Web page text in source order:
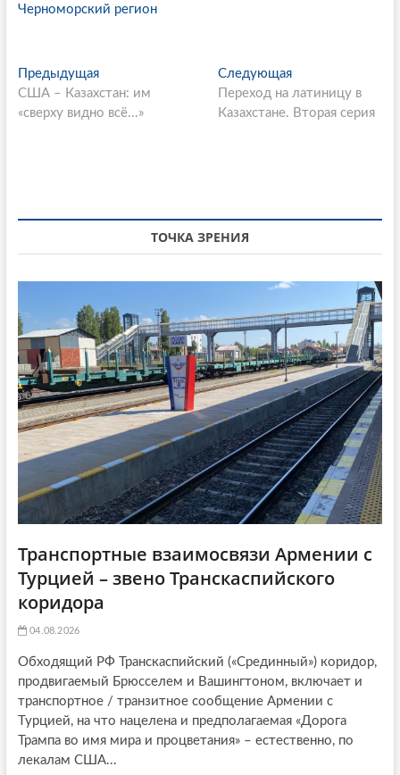
Черноморский регион
P
o
a
v
i
g
a
t
i
o
n
ПредыдущаяП
р
е
а
т
ь
я
:
США – Казахстан: им
«сверху видно всё...»
Следующая
л
е
а
т
ь
я
:
Переход на латиницу в
Казахстане. Вторая серия
ТОЧКА ЗРЕНИЯ
Транспортные взаимосвязи Армении с
Турцией – звено Транскаспийского
коридора
04.08.2026
Обходящий РФ Транскаспийский («Срединный») коридор,
продвигаемый Брюсселем и Вашингтоном, включает и
транспортное / транзитное сообщение Армении с
Турцией, на что нацелена и предполагаемая «Дорога
Трампа во имя мира и процветания» – естественно, по
лекалам США...